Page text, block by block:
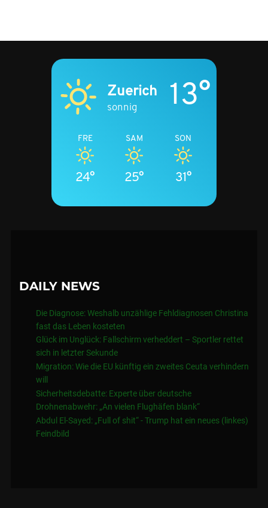
Zuerich
sonnig 13°
FRE
24°
SAM
25°
SON
31°
DAILY NEWS
Die Diagnose: Weshalb unzählige Fehldiagnosen Christina
fast das Leben kosteten
Glück im Unglück: Fallschirm verheddert – Sportler rettet
sich in letzter Sekunde
Migration: Wie die EU künftig ein zweites Ceuta verhindern
will
Sicherheitsdebatte: Experte über deutsche
Drohnenabwehr: „An vielen Flughäfen blank“
Abdul El-Sayed: „Full of shit“ - Trump hat ein neues (linkes)
Feindbild